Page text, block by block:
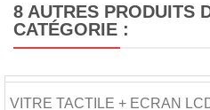
8 AUTRES PRODUITS
CATÉGORIE :